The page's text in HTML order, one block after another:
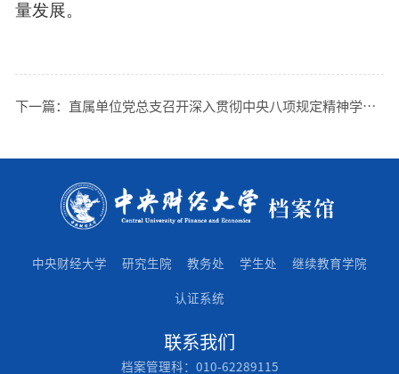
量发展。
下一篇： 直属单位党总支召开深入贯彻中央八项规定精神学习教育部署会
中央财经大学 研究生院 教务处 学生处 继续教育学院
认证系统
联系我们
档案管理科：010-62289115